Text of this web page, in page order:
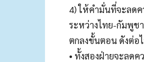
4) ให้คำมั่นที่จะลด
ระหว่างไทย-กัมพูช
ตกลงขั้นตอน ดังต่อ
• ทั้งสองฝ่ายจะลด